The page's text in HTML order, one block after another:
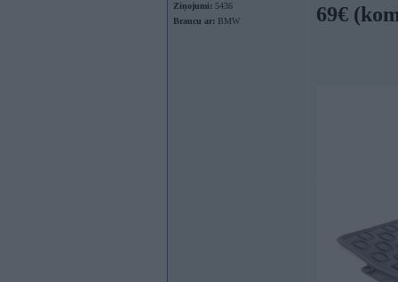
Ziņojumi: 5436
Braucu ar: BMW 69€